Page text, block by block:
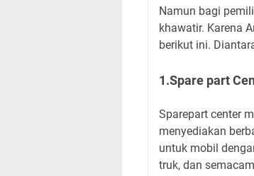
Namun bagi
khawatir. Karena
berikut ini.
1.Spare part
Sparepart center
menyediakan
untuk mobil
truk, dan